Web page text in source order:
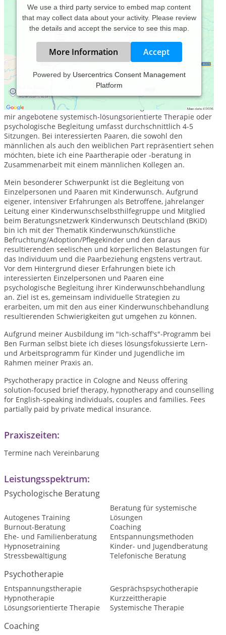
We use a third party service to embed map content
that may collect data about your activity. Please review
the details and accept the service to see this map.
More Information Accept
Powered by Usercentrics Consent Management
Platform
In meiner Praxis für systemisch-lösungsorientierter Therapie
biete ich Beratung und Therapie für Einzelpersonen, Paare
und Familien zu verschiedenen Themengebieten an. Die von
mir angebotene systemisch-lösungsorientierte Therapie oder
psychologische Begleitung umfasst durchschnittlich 4-5
Sitzungen. Bei interessierten Paaren, die sowohl den
männlichen als auch den weiblichen Part repräsentiert sehen
möchten, biete ich eine Paartherapie oder -beratung in
Zusammenarbeit mit einem männlichen Kollegen an.
Mein besonderer Schwerpunkt ist die Begleitung von
Einzelpersonen und Paaren mit Kinderwunsch. Aufgrund
eigener, intensiver Erfahrungen als Betroffene, jahrelanger
Leitung einer Kinderwunschselbsthilfegruppe und Mitglied
beim Beratungsnetzwerk Kinderwunsch Deutschland (BKiD)
bin ich mit der Thematik Kinderwunsch/künstliche
Befruchtung/Adoption/Pflegekinder und den daraus
resultierenden seelischen und körperlichen Belastungen für
das Individuum und die Paarbeziehung engstens vertraut.
Vor dem Hintergrund dieser Erfahrungen biete ich
interessierten Einzelpersonen und Paaren eine
psychologische Begleitung ihrer Kinderwunschbehandlung
an. Ziel ist es, gemeinsam individuelle Strategien zu
erarbeiten, um mit den aus einer Kinderwunschbehandlung
resultierenden Schwierigkeiten gut umgehen zu können.
Aufgrund meiner Ausbildung im "Ich-schaff's"-Programm bei
Ben Furman selbst biete ich dieses lösungsfokussierte Lern-
und Arbeitsprogramm für Kinder und Jugendliche im
Rahmen meiner Praxis an.
Psychotherapy practice in Cologne and Neuss offering
solution-focused brief therapy, hypnotherapy and counselling
for English-speaking individuals, couples and families. Fees
partially paid by private medical insurance.
Praxiszeiten:
Termine nach Vereinbarung
Leistungsspektrum:
Psychologische Beratung
Autogenes Training
Beratung für systemische
Lösungen
Burnout-Beratung
Coaching
Ehe- und Familienberatung
Entspannungsmethoden
Hypnosetraining
Kinder- und Jugendberatung
Stressbewältigung
Telefonische Beratung
Psychotherapie
Entspannungstherapie
Gesprächspsychotherapie
Hypnotherapie
Kurzzeittherapie
Lösungsorientierte Therapie
Systemische Therapie
Coaching